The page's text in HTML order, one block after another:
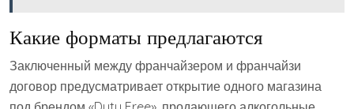
Какие форматы предлагаются
Заключенный между франчайзером и франчайзи
договор предусматривает открытие одного магазина